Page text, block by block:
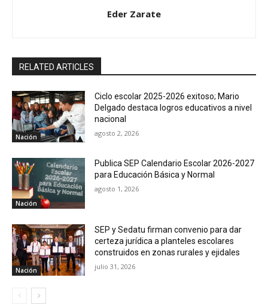
Eder Zarate
RELATED ARTICLES
Nación
Ciclo escolar 2025-2026 exitoso; Mario
Delgado destaca logros educativos a nivel
nacional
agosto 2, 2026
Nación
Publica SEP Calendario Escolar 2026-2027
para Educación Básica y Normal
agosto 1, 2026
Nación
SEP y Sedatu firman convenio para dar
certeza jurídica a planteles escolares
construidos en zonas rurales y ejidales
julio 31, 2026